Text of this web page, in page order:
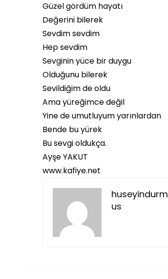
Güzel gördüm hayatı
Değerini bilerek
Sevdim sevdim
Hep sevdim
Sevginin yüce bir duygu
Olduğunu bilerek
Sevildiğim de oldu
Ama yüreğimce değil
Yine de umutluyum yarınlardan
Bende bu yürek
Bu sevgi oldukça.
Ayşe YAKUT
www.kafiye.net
huseyindurm
us